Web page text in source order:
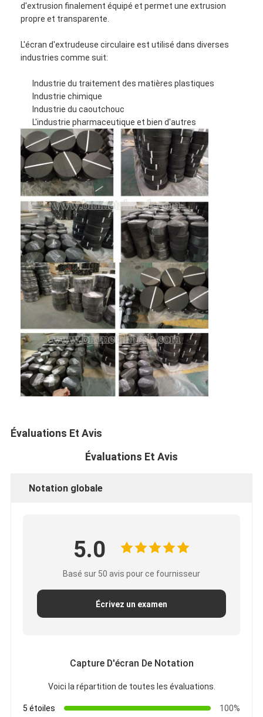
La clôture du padel
panier de gabions en pierre
Mesh en métal architectural
Écran à chaînes en aluminium de mouche
Filtre pour écran d'ordinateur de Johnson
barrière de maille en métal
Réseau de ruche
d'extrusion finalement équipé et permet une extrusion
propre et transparente.
L'écran d'extrudeuse circulaire est utilisé dans diverses
industries comme suit:
Industrie du traitement des matières plastiques
Industrie chimique
Industrie du caoutchouc
L'industrie pharmaceutique et bien d'autres
Évaluations Et Avis
Évaluations Et Avis
Notation globale
5.0
Basé sur 50 avis pour ce fournisseur
Écrivez un examen
Capture D'écran De Notation
Voici la répartition de toutes les évaluations.
5 étoiles
100%